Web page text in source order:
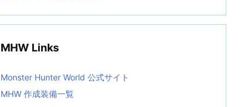
MHW Links
Monster Hunter World 公式サイト
MHW 作成装備一覧